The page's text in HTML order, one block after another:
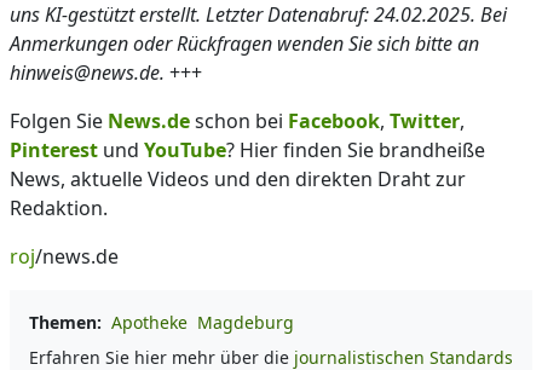
uns KI-gestützt erstellt. Letzter Datenabruf: 24.02.2025. Bei
Anmerkungen oder Rückfragen wenden Sie sich bitte an
hinweis@news.de. +++
Folgen Sie News.deschon bei Facebook, Twitter,
Pinterest und YouTube? Hier finden Sie brandheiße
News, aktuelle Videos und den direkten Draht zur
Redaktion.
roj/news.de
Themen: Apotheke Magdeburg
Erfahren Sie hier mehr über die journalistischen Standards